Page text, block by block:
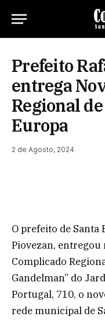
Prefeito
entrega
Regional
Europa
2 de Agosto, 2024
O prefeito de Santa
Piovezan,
Complicado
Gandelman” do
Portugal, 710, o
rede municipal de